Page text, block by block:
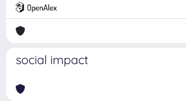
social impact